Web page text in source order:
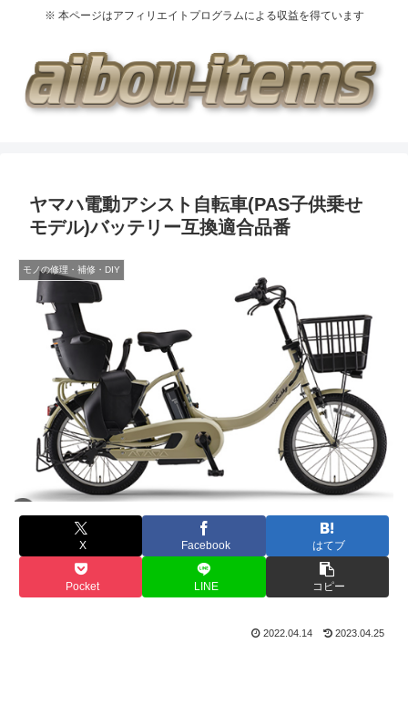
※ 本ページはアフィリエイトプログラムによる収益を得ています
ヤマハ電動アシスト自転車(PAS子供乗せ
モデル)バッテリー互換適合品番
モノの修理・補修・DIY
X Facebook はてブ
Pocket LINE コピー
2022.04.14 2023.04.25